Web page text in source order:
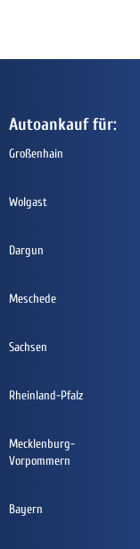
Autoankauf für:
Großenhain
Wolgast
Dargun
Meschede
Sachsen
Rheinland-Pfalz
Mecklenburg-
Vorpommern
Bayern